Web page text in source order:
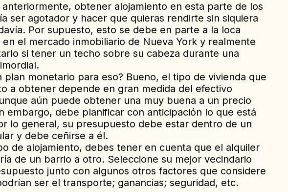
anteriormente, obtener alojamiento en esta parte de los
ser agotador y hacer que quieras rendirte sin siquiera
Por supuesto, esto se debe en parte a la loca
el mercado inmobiliario de Nueva York y realmente
si tener un techo sobre su cabeza durante una
plan monetario para eso? Bueno, el tipo de vivienda que
a obtener depende en gran medida del efectivo
aún puede obtener una muy buena a un precio
embargo, debe planificar con anticipación lo que está
lo general, su presupuesto debe estar dentro de un
y debe ceñirse a él.
de alojamiento, debes tener en cuenta que el alquiler
de un barrio a otro. Seleccione su mejor vecindario
junto con algunos otros factores que considere
ser el transporte; ganancias; seguridad, etc.